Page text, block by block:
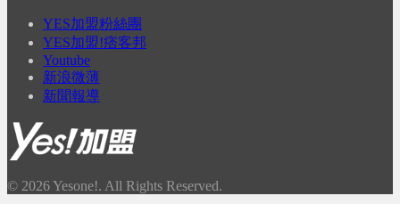
YES加盟粉絲團
YES加盟!痞客邦
Youtube
新浪微薄
新聞報導
© 2026 Yesone!. All Rights Reserved.